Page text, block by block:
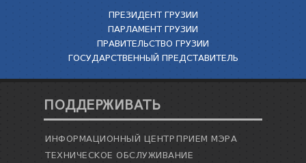
ПРЕЗИДЕНТ ГРУЗИИ
ПАРЛАМЕНТ ГРУЗИИ
ПРАВИТЕЛЬСТВО ГРУЗИИ
ГОСУДАРСТВЕННЫЙ ПРЕДСТАВИТЕЛЬ
ПОДДЕРЖИВАТЬ
ИНФОРМАЦИОННЫЙ ЦЕНТРПРИЕМ МЭРА
ТЕХНИЧЕСКОЕ ОБСЛУЖИВАНИЕ